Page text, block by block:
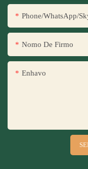
Phone/WhatsApp/
Nomo De Firmo
Enhavo